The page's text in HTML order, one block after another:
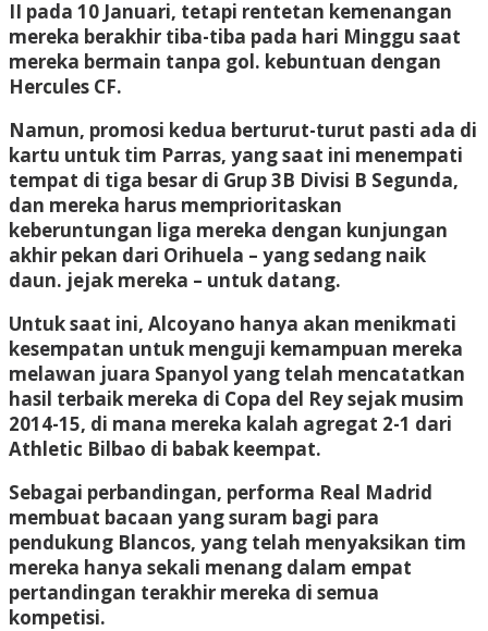
II pada 10 Januari, tetapi rentetan kemenangan
mereka berakhir tiba-tiba pada hari Minggu saat
mereka bermain tanpa gol. kebuntuan dengan
Hercules CF.
Namun, promosi kedua berturut-turut pasti ada di
kartu untuk tim Parras, yang saat ini menempati
tempat di tiga besar di Grup 3B Divisi B Segunda,
dan mereka harus memprioritaskan
keberuntungan liga mereka dengan kunjungan
akhir pekan dari Orihuela – yang sedang naik
daun. jejak mereka – untuk datang.
Untuk saat ini, Alcoyano hanya akan menikmati
kesempatan untuk menguji kemampuan mereka
melawan juara Spanyol yang telah mencatatkan
hasil terbaik mereka di Copa del Rey sejak musim
2014-15, di mana mereka kalah agregat 2-1 dari
Athletic Bilbao di babak keempat.
Sebagai perbandingan, performa Real Madrid
membuat bacaan yang suram bagi para
pendukung Blancos, yang telah menyaksikan tim
mereka hanya sekali menang dalam empat
pertandingan terakhir mereka di semua
kompetisi.